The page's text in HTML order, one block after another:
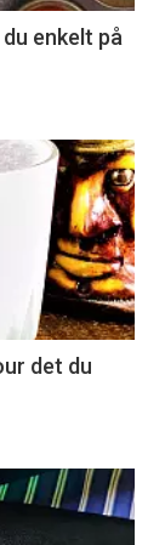
enkelt på
det du